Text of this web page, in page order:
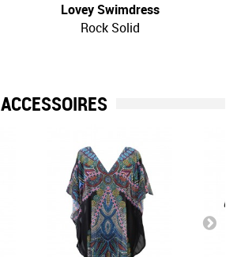
Lovey Swimdress
Rock Solid
ACCESSOIRES